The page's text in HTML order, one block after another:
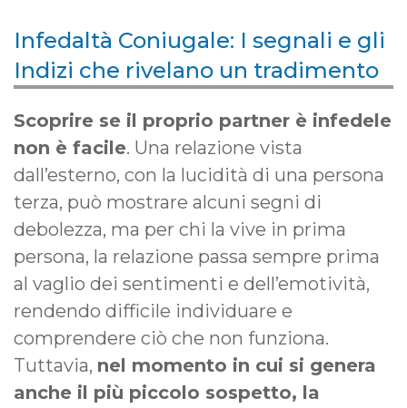
Infedaltà Coniugale: I segnali e gli
Indizi che rivelano un tradimento
Scoprire se il proprio partner è infedele
non è facile. Una relazione vista
dall’esterno, con la lucidità di una persona
terza, può mostrare alcuni segni di
debolezza, ma per chi la vive in prima
persona, la relazione passa sempre prima
al vaglio dei sentimenti e dell’emotività,
rendendo difficile individuare e
comprendere ciò che non funziona.
Tuttavia, nel momento in cui si genera
anche il più piccolo sospetto, la